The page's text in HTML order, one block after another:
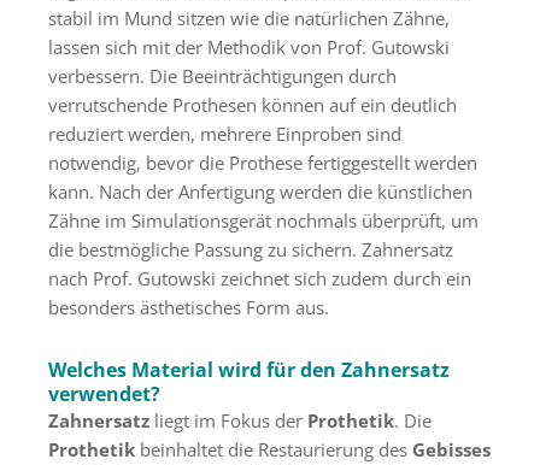
stabil im Mund sitzen wie die natürlichen Zähne,
lassen sich mit der Methodik von Prof. Gutowski
verbessern. Die Beeinträchtigungen durch
verrutschende Prothesen können auf ein deutlich
reduziert werden, mehrere Einproben sind
notwendig, bevor die Prothese fertiggestellt werden
kann. Nach der Anfertigung werden die künstlichen
Zähne im Simulationsgerät nochmals überprüft, um
die bestmögliche Passung zu sichern. Zahnersatz
nach Prof. Gutowski zeichnet sich zudem durch ein
besonders ästhetisches Form aus.
Welches Material wird für den Zahnersatz
verwendet?
Zahnersatz liegt im Fokus der Prothetik. Die
Prothetik beinhaltet die Restaurierung des Gebisses